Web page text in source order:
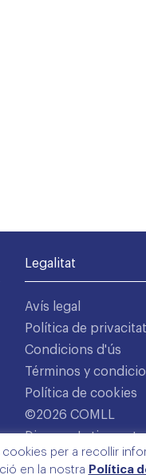
Legalitat
Avís legal
Política de privacitat
Condicions d'ús
Términos y
Política de cookies
©2026 COMLL
Disseny: Latipo.cat
per a recollir
en la nostra Política